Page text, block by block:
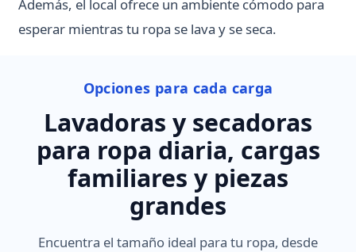
Además, el local ofrece un ambiente cómodo para
esperar mientras tu ropa se lava y se seca.
Opciones para cada carga
Lavadoras y secadoras
para ropa diaria, cargas
familiares y piezas
grandes
Encuentra el tamaño ideal para tu ropa, desde